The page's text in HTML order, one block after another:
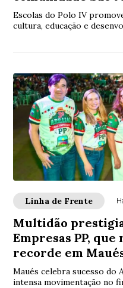
Escolas do Polo IV
cultura, educação e
Linha de Frente
Multidão
Empresas PP,
recorde em
Maués celebra sucesso do
intensa movimentação no